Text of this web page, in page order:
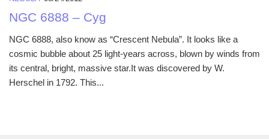
NGC 6888 – Cyg
NGC 6888, also know as “Crescent Nebula”. It looks like a
cosmic bubble about 25 light-years across, blown by winds from
its central, bright, massive star.It was discovered by W.
Herschel in 1792. This...